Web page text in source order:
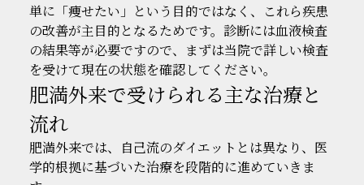
単に「痩せたい」という目的ではなく、これら疾患
の改善が主目的となるためです。診断には血液検査
の結果等が必要ですので、まずは当院で詳しい検査
を受けて現在の状態を確認してください。
肥満外来で受けられる主な治療と
流れ
肥満外来では、自己流のダイエットとは異なり、医
学的根拠に基づいた治療を段階的に進めていきま